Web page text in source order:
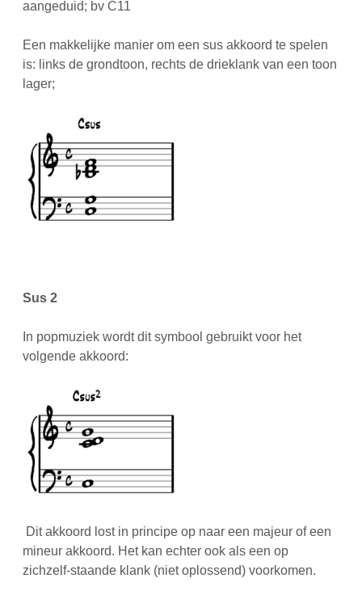
aangeduid; bv C11
Een makkelijke manier om een sus akkoord te spelen
is: links de grondtoon, rechts de drieklank van een toon
lager;
Sus 2
In popmuziek wordt dit symbool gebruikt voor het
volgende akkoord:
Dit akkoord lost in principe op naar een majeur of een
mineur akkoord. Het kan echter ook als een op
zichzelf-staande klank (niet oplossend) voorkomen.